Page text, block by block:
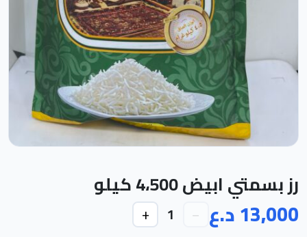
رز بسمتي ابيض 4،500 كيلو
13,000 د.ع −
1
+